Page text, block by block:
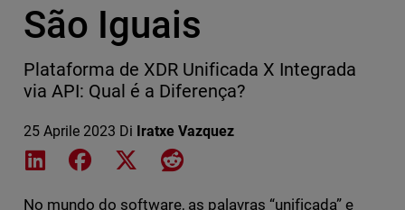
São Iguais
Plataforma de XDR Unificada X Integrada
via API: Qual é a Diferença?
25 Aprile 2023 Di Iratxe Vazquez
Share on LinkedIn
Share on Facebook
Share on XShare on Reddit
No mundo do software, as palavras “unificada” e